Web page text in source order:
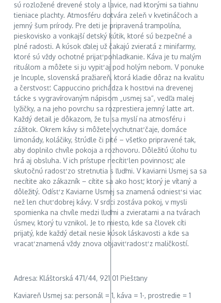
sú rozložené drevené stoly a lavice, nad ktorými sa tiahnu
tieniace plachty. Atmosféru dotvára zeleň v kvetináčoch a
jemný šum prírody. Pre deti je pripravená trampolína,
pieskovisko a vonkajší detský kútik, ktoré sú bezpečné a
plné radosti. A kúsok ďalej už čakajú zvieratá z minifarmy,
ktoré sú vždy ochotné prijať pohladkanie. Káva je tu malým
rituálom a môžete si ju vypiť aj pod holým nebom. V ponuke
je Incuple, slovenská pražiareň, ktorá kladie dôraz na kvalitu
a čerstvosť. Cappuccino prichádza k hosťovi na drevenej
tácke s vygravírovaným nápisom „usmej sa“, vedľa malej
lyžičky, a na jeho povrchu sa rozprestiera jemný latte art.
Každý detail je dôkazom, že tu sa myslí na atmosféru i
zážitok. Okrem kávy si môžete vychutnať čaje, domáce
limonády, koláčiky, štrúdle či pité – všetko pripravené tak,
aby doplnilo chvíle pokoja a rozhovoru. Dôležitú úlohu tu
hrá aj obsluha. V ich prístupe necítiť len povinnosť, ale
skutočnú radosť zo stretnutia s ľuďmi. V kaviarni Usmej sa sa
necítite ako zákazník – cítite sa ako hosť, ktorý je vítaný a
dôležitý. Odísť z Kaviarne Usmej sa znamená odniesť si viac
než len chuť dobrej kávy. V srdci zostáva pokoj, v mysli
spomienka na chvíle medzi ľuďmi a zvieratami a na tvárach
úsmev, ktorý tu vznikol. Je to miesto, kde sa človek cíti
prijatý, kde každý detail nesie kúsok láskavosti a kde sa
vracať znamená vždy znova objaviť radosť z maličkostí.
Adresa: Kláštorská 471/44, 921 01 Piešťany
Kaviareň Usmej sa: personál = 1, káva = 1-, prostredie = 1